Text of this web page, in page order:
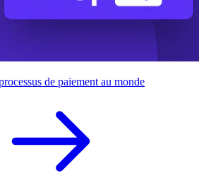
de paiement au monde